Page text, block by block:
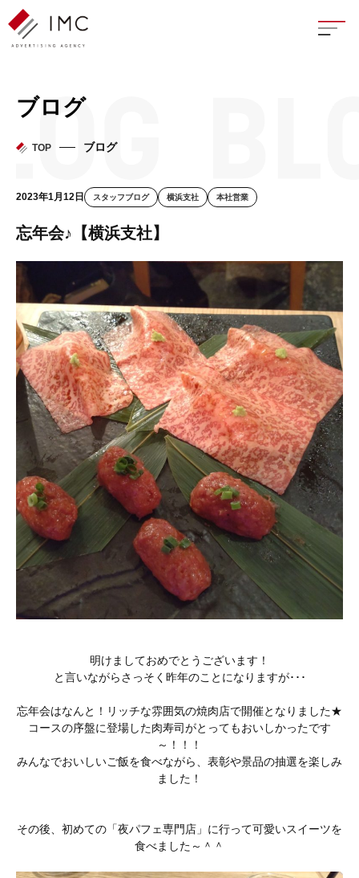
座談
イン
フェ
ブログ
TOP ブログ
2023年1月12日 スタッフブログ 横浜支社 本社営業
忘年会♪【横浜支社】
明けましておめでとうございます！
と言いながらさっそく昨年のことになりますが･･･
忘年会はなんと！リッチな雰囲気の焼肉店で開催となりました★
コースの序盤に登場した肉寿司がとってもおいしかったです
～！！！
みんなでおいしいご飯を食べながら、表彰や景品の抽選を楽しみ
ました！
その後、初めての「夜パフェ専門店」に行って可愛いスイーツを
食べました～＾＾